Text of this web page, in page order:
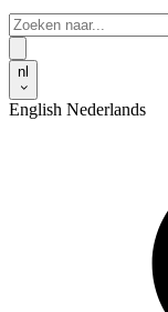
nl
English Nederlands